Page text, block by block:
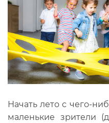
Начать лето с чего-
маленькие зрители